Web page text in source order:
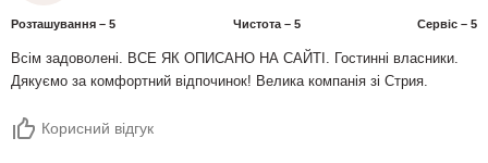
Розташування – 5 Чистота – 5 Сервіс – 5
Всім задоволені. ВСЕ ЯК ОПИСАНО НА САЙТІ. Гостинні власники.
Дякуємо за комфортний відпочинок! Велика компанія зі Стрия.
Корисний відгук